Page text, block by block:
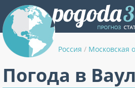
Россия / Московская
Погода в